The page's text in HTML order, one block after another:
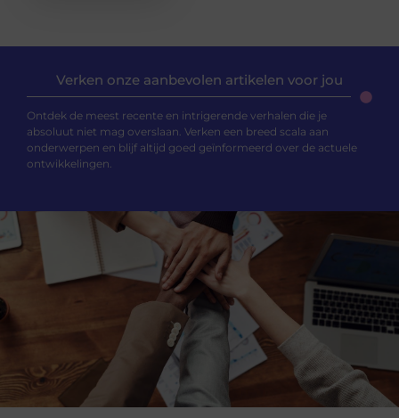
Verken onze aanbevolen artikelen voor jou
Ontdek de meest recente en intrigerende verhalen die je
absoluut niet mag overslaan. Verken een breed scala aan
onderwerpen en blijf altijd goed geïnformeerd over de actuele
ontwikkelingen.